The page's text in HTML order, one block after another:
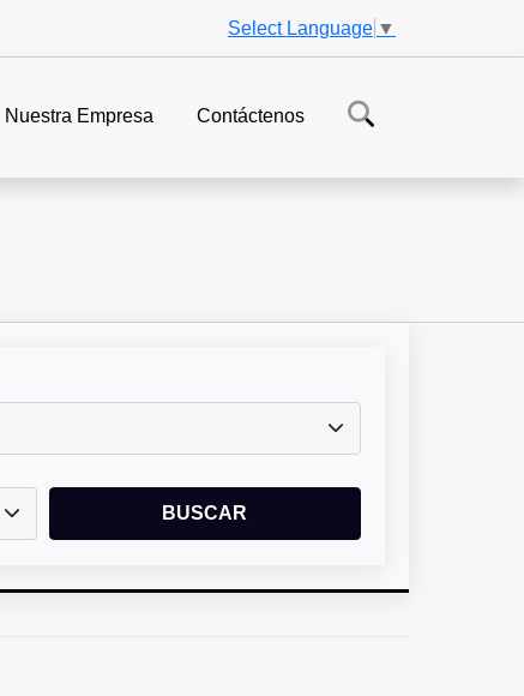
Select Language ▼
Nuestra Empresa Contáctenos
BUSCAR